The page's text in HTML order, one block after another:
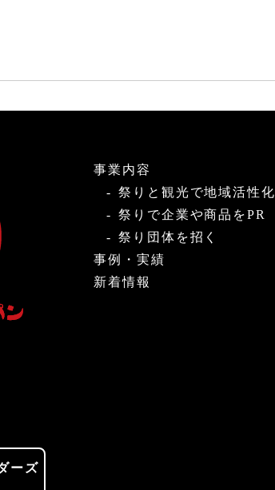
ーズ
事業内容
祭りと観光で地域活性化
祭りで企業や商品をPR
祭り団体を招く
事例・実績
新着情報